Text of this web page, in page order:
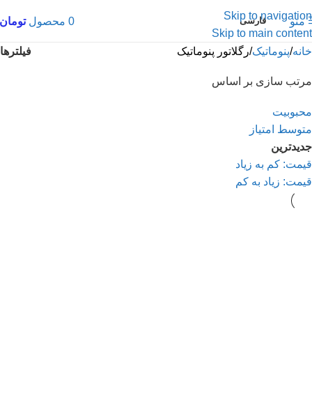
Skip to navigation
Skip to main content
منو فارسی 0 محصول تومان
خانه پنوماتیک رگلاتور پنوماتیک فیلترها
مرتب سازی بر اساس
محبوبیت
متوسط امتیاز
جدیدترین
قیمت: کم به زیاد
قیمت: زیاد به کم